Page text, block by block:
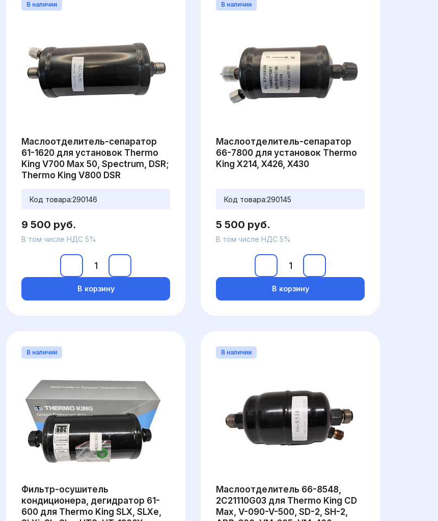
В наличии
Маслоотделитель-сепаратор
61-1620 для установок Thermo
King V700 Max 50, Spectrum, DSR;
Thermo King V800 DSR
Код товара:290146
9 500 руб.
В том числе НДС 5%
В корзину
В наличии
Маслоотделитель-сепаратор
66-7800 для установок Thermo
King X214, X426, X430
Код товара:290145
5 500 руб.
В том числе НДС 5%
В корзину
В наличии
Фильтр-осушитель
кондиционера, дегидратор 61-
600 для Thermo King SLX, SLXe,
В наличии
Маслоотделитель 66-8548,
2C21110G03 для Thermo King CD
Max, V-090-V-500, SD-2, SH-2,